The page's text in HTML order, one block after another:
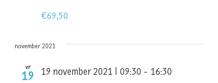
€69,50
november 2021
vr
19 19 november 2021 | 09:30 - 16:30